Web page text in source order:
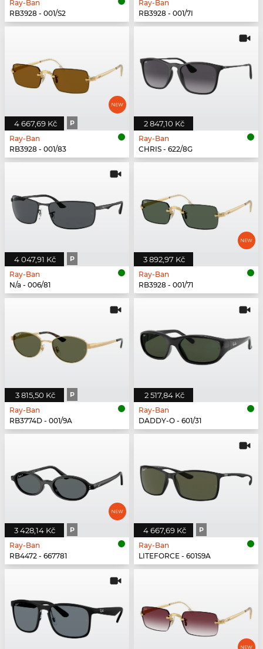
Ray-Ban
RB3928 - 001/S2
Ray-Ban
RB3928 - 001/7I
4 667,69 Kč P
Ray-Ban
RB3928 - 001/83
2 847,10 Kč
Ray-Ban
CHRIS - 622/8G
4 047,91 Kč P
Ray-Ban
N/a - 006/81
3 892,97 Kč
Ray-Ban
RB3928 - 001/71
3 815,50 Kč P
Ray-Ban
RB3774D - 001/9A
2 517,84 Kč
Ray-Ban
DADDY-O - 601/31
3 428,14 Kč P
Ray-Ban
RB4472 - 667781
4 667,69 Kč P
Ray-Ban
LITEFORCE - 601S9A